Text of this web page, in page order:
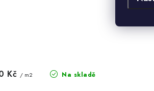
Na skladě
Kč / m2